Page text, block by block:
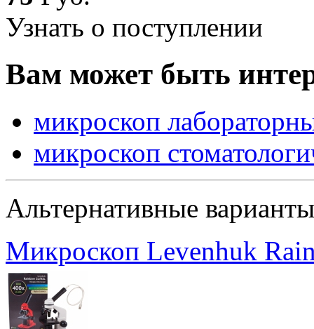
Узнать о поступлении
Вам может быть
микроскоп
микроскоп
Альтернативные варианты
Микроскоп Levenhuk